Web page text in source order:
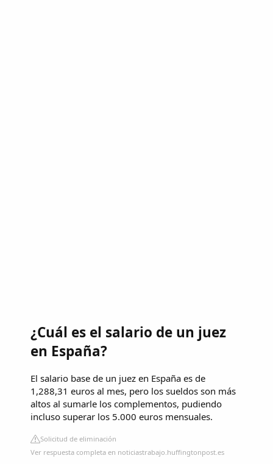
¿Cuál es el salario de un juez
en España?
El salario base de un juez en España es de
1,288,31 euros al mes, pero los sueldos son más
altos al sumarle los complementos, pudiendo
incluso superar los 5.000 euros mensuales.
Solicitud de eliminación
Ver respuesta completa en noticiastrabajo.huffingtonpost.es